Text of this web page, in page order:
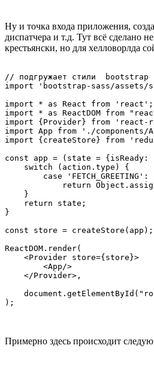
Ну и точка входа приложения,
диспатчера и т.д. Тут всё сделано
крестьянски, но для хелловорлда
// подгружает стили  bootstrap
import 'bootstrap-sass/assets/
import * as React from 'react';
import * as ReactDOM from
import {Provider} from 'react-
import App from './components/
import {createStore} from
const app = (state =
    switch (action.type) {
        case 'FETCH_GREETING':
return
    }
    return state;
}
const store = createStore(app);
ReactDOM.render(
    <Provider store={store}>
        <App/>
    </Provider>,
);
Примерно здесь происходит